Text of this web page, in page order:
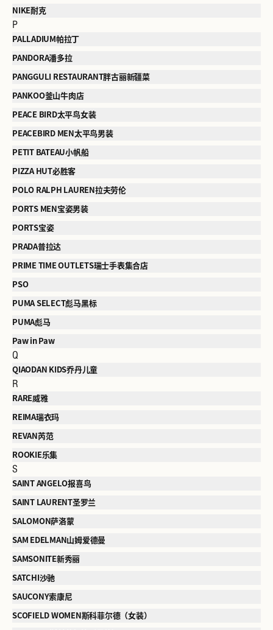
NIKE耐克
P
PALLADIUM帕拉丁
PANDORA潘多拉
PANGGULI RESTAURANT胖古丽新疆菜
PANKOO釜山牛肉店
PEACE BIRD太平鸟女装
PEACEBIRD MEN太平鸟男装
PETIT BATEAU小帆船
PIZZA HUT必胜客
POLO RALPH LAUREN拉夫劳伦
PORTS MEN宝姿男装
PORTS宝姿
PRADA普拉达
PRIME TIME OUTLETS瑞士手表集合店
PSO
PUMA SELECT彪马黑标
PUMA彪马
Paw in Paw
Q
QIAODAN KIDS乔丹儿童
R
RARE威雅
REIMA瑞衣玛
REVAN芮范
ROOKIE乐集
S
SAINT ANGELO报喜鸟
SAINT LAURENT圣罗兰
SALOMON萨洛蒙
SAM EDELMAN山姆爱德曼
SAMSONITE新秀丽
SATCHI沙驰
SAUCONY索康尼
SCOFIELD WOMEN斯科菲尔德（女装）